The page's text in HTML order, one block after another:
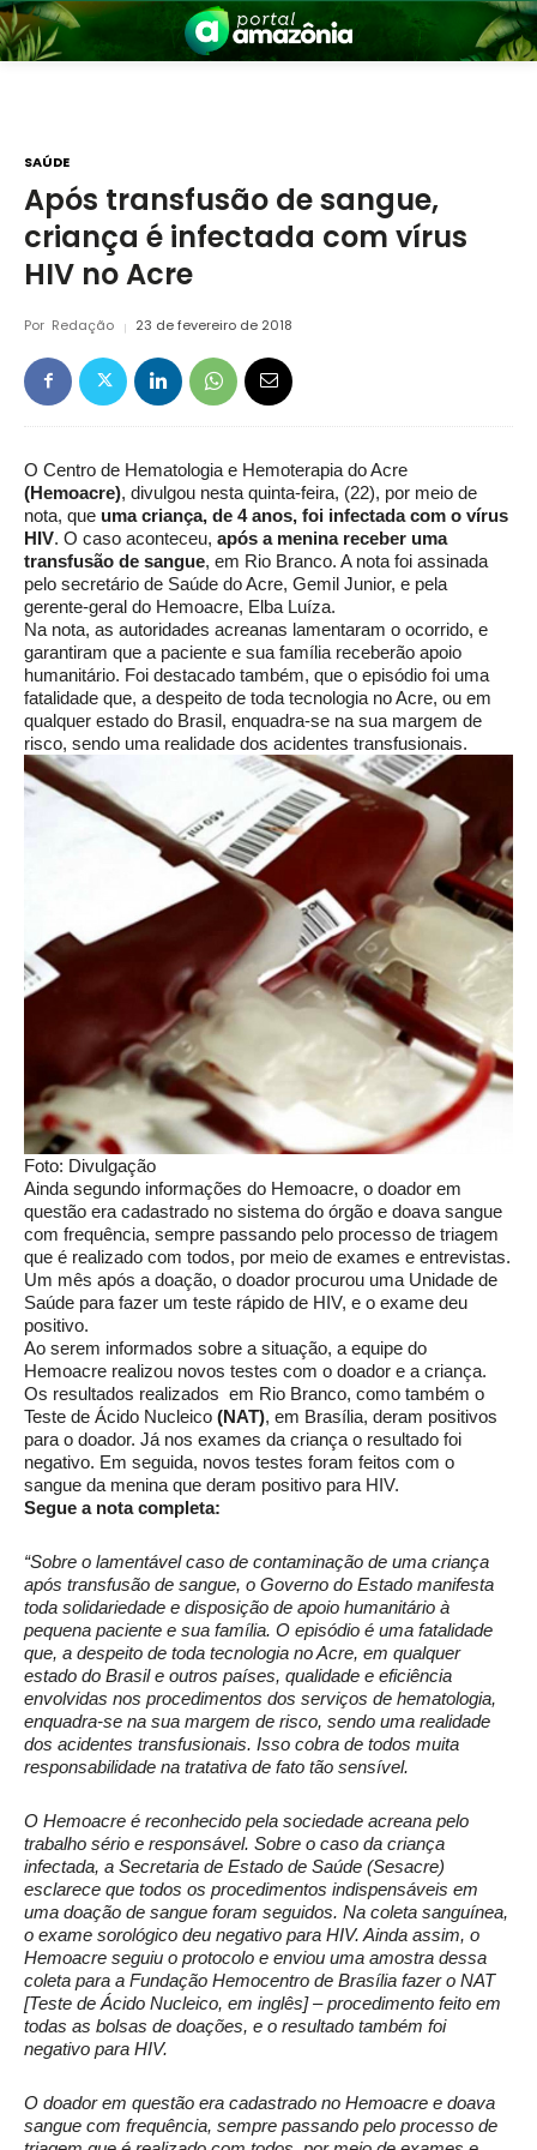
Amazônia
SAÚDE
Após transfusão de sangue,
criança é infectada com vírus
HIV no Acre
Por Redação 23 de fevereiro de 2018
O Centro de Hematologia e Hemoterapia do Acre
(Hemoacre), divulgou nesta quinta-feira, (22), por meio de
nota, que uma criança, de 4 anos, foi infectada com o vírus
HIV. O caso aconteceu, após a menina receber uma
transfusão de sangue, em Rio Branco. A nota foi assinada
pelo secretário de Saúde do Acre, Gemil Junior, e pela
gerente-geral do Hemoacre, Elba Luíza.
Na nota, as autoridades acreanas lamentaram o ocorrido, e
garantiram que a paciente e sua família receberão apoio
humanitário. Foi destacado também, que o episódio foi uma
fatalidade que, a despeito de toda tecnologia no Acre, ou em
qualquer estado do Brasil, enquadra-se na sua margem de
risco, sendo uma realidade dos acidentes transfusionais.
Foto: Divulgação
Ainda segundo informações do Hemoacre, o doador em
questão era cadastrado no sistema do órgão e doava sangue
com frequência, sempre passando pelo processo de triagem
que é realizado com todos, por meio de exames e entrevistas.
Um mês após a doação, o doador procurou uma Unidade de
Saúde para fazer um teste rápido de HIV, e o exame deu
positivo.
Ao serem informados sobre a situação, a equipe do
Hemoacre realizou novos testes com o doador e a criança.
Os resultados realizados em Rio Branco, como também o
Teste de Ácido Nucleico (NAT), em Brasília, deram positivos
para o doador. Já nos exames da criança o resultado foi
negativo. Em seguida, novos testes foram feitos com o
sangue da menina que deram positivo para HIV.
Segue a nota completa:
“Sobre o lamentável caso de contaminação de uma criança
após transfusão de sangue, o Governo do Estado manifesta
toda solidariedade e disposição de apoio humanitário à
pequena paciente e sua família. O episódio é uma fatalidade
que, a despeito de toda tecnologia no Acre, em qualquer
estado do Brasil e outros países, qualidade e eficiência
envolvidas nos procedimentos dos serviços de hematologia,
enquadra-se na sua margem de risco, sendo uma realidade
dos acidentes transfusionais. Isso cobra de todos muita
responsabilidade na tratativa de fato tão sensível.
O Hemoacre é reconhecido pela sociedade acreana pelo
trabalho sério e responsável. Sobre o caso da criança
infectada, a Secretaria de Estado de Saúde (Sesacre)
esclarece que todos os procedimentos indispensáveis em
uma doação de sangue foram seguidos. Na coleta sanguínea,
o exame sorológico deu negativo para HIV. Ainda assim, o
Hemoacre seguiu o protocolo e enviou uma amostra dessa
coleta para a Fundação Hemocentro de Brasília fazer o NAT
[Teste de Ácido Nucleico, em inglês] – procedimento feito em
todas as bolsas de doações, e o resultado também foi
negativo para HIV.
O doador em questão era cadastrado no Hemoacre e doava
sangue com frequência, sempre passando pelo processo de